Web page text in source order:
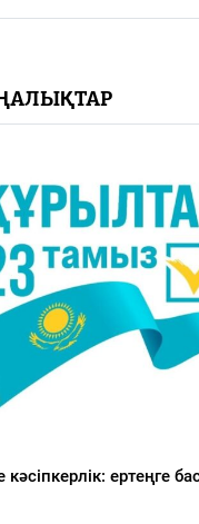
ертеңге